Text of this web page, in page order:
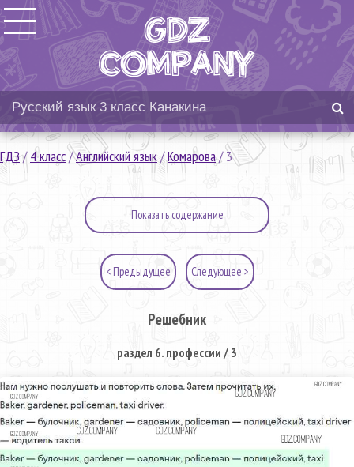
ГДЗ/4 класс/Английский язык/Комарова/3
Показать содержание
< Предыдущее Следующее >
Решебник
раздел 6. профессии / 3